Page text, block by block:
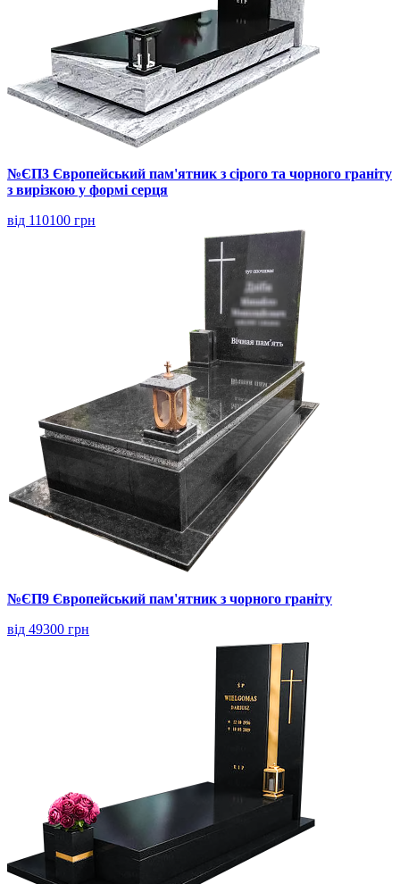
№ЄП3 Європейський пам'ятник з сірого та чорного граніту
з вирізкою у формі серця
від 110100 грн
№ЄП9 Європейський пам'ятник з чорного граніту
від 49300 грн